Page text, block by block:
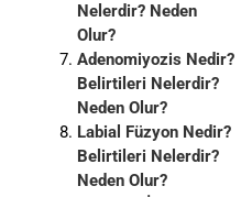
Nelerdir? Neden
Olur?
Adenomiyozis Nedir?
Belirtileri Nelerdir?
Neden Olur?
Labial Füzyon Nedir?
Belirtileri Nelerdir?
Neden Olur?